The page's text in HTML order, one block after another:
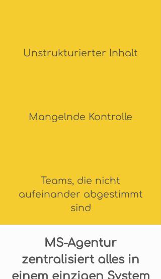
Unstrukturierter Inhalt
Mangelnde Kontrolle
Teams, die nicht
aufeinander abgestimmt
sind
MS-Agentur
zentralisiert alles in
einem einzigen System